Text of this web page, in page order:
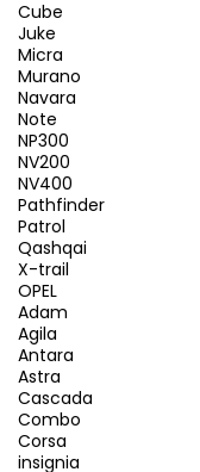
Cube
Juke
Micra
Murano
Navara
Note
NP300
NV200
NV400
Pathfinder
Patrol
Qashqai
X-trail
OPEL
Adam
Agila
Antara
Astra
Cascada
Combo
Corsa
insignia